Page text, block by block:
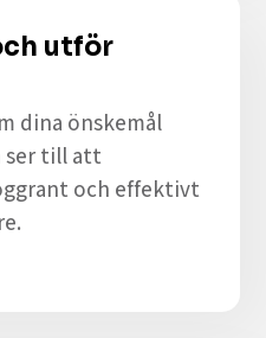
utför
dina önskemål
ser till att
och effektivt